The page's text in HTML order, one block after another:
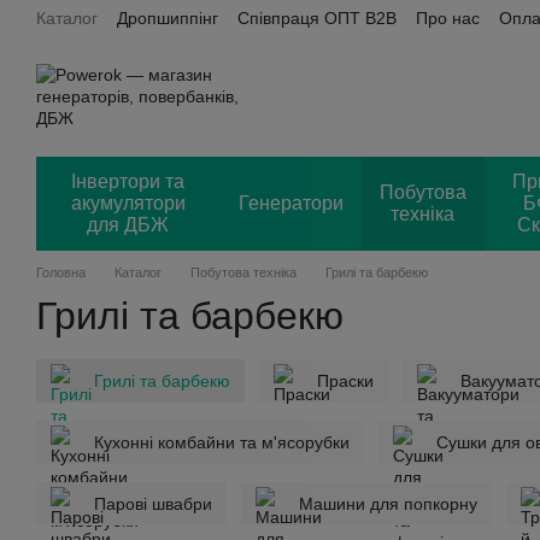
Перейти до основного контенту
Каталог Дропшиппінг Співпраця ОПТ B2B Про нас
Інвертори та
акумулятори
для ДБЖ
Генератори
Побутова
техніка
Головна Каталог Побутова техніка Грилі та барбекю
Грилі та барбекю
Грилі та барбекю Праски
Кухонні комбайни та м'ясорубки Сушки для
Парові швабри Машини для попкорну